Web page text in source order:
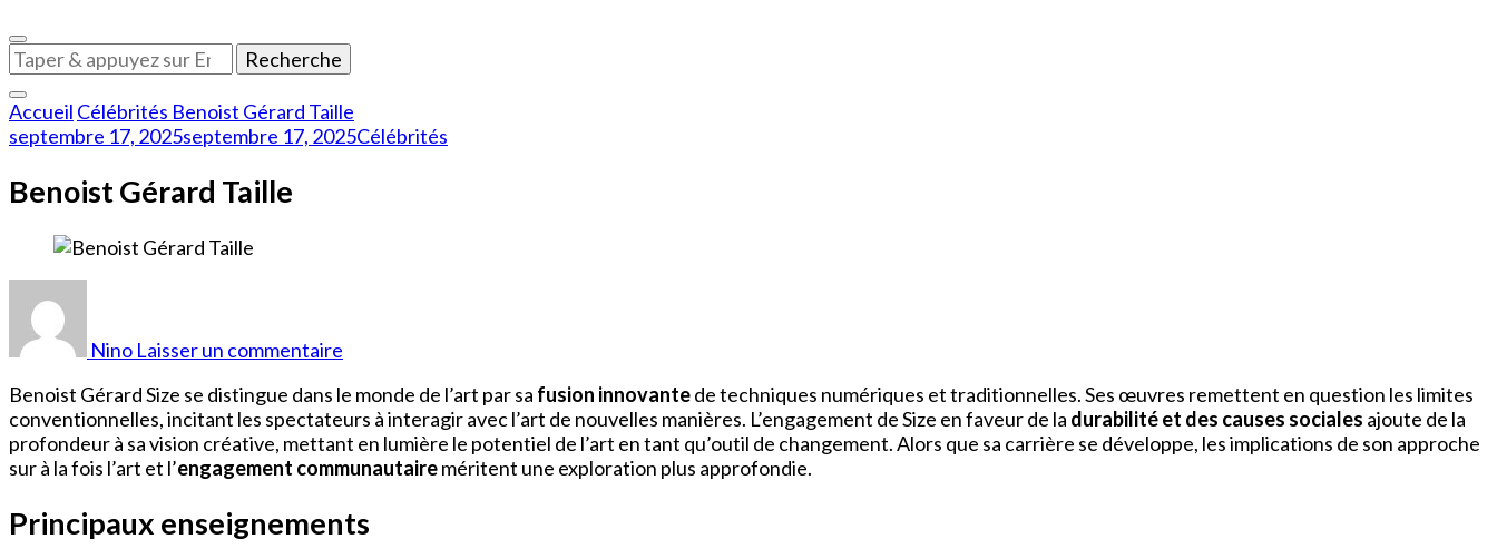
Vous
recherchiez
quelque
chose
?
Accueil Célébrités Benoist Gérard Taille
septembre 17, 2025septembre 17, 2025Célébrités
Benoist Gérard Taille
Nino Laisser un commentaire
Taille
Benoist Gérard Size se distingue dans le monde de l’art par sa fusion innovantede techniques numériques et traditionnelles. Ses œuvres remettent en question les limites
conventionnelles, incitant les spectateurs à interagir avec l’art de nouvelles manières. L’engagement de Size en faveur de la durabilité et des causes sociales ajoute de la
profondeur à sa vision créative, mettant en lumière le potentiel de l’art en tant qu’outil de changement. Alors que sa carrière se développe, les implications de son approche
sur à la fois l’art et l’engagement communautaireméritent une exploration plus approfondie.
Principaux enseignements